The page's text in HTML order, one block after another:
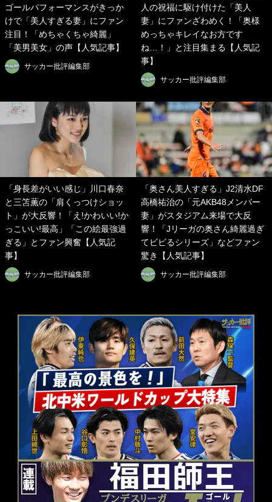
ゴールパフォーマンスがきっか
けで「美人すぎる妻」にファン
注目！「めちゃくちゃ綺麗」
「美男美女」の声【人気記事】
サッカー批評編集部
人の祝福に駆け付けた「美人
妻」にファンざわめく！「奥様
めっちゃキレイなお方です
ね…！」と注目集まる【人気記
事】
サッカー批評編集部
「身長差がいい感じ」川口春奈
と三笘薫の「肩くっつけショッ
ト」が大反響！「え!かわいい!か
っこいい!最高」「この絵最強過
ぎる」とファン興奮【人気記
事】
サッカー批評編集部
「奥さん美人すぎる」J2清水DF
高橋祐治の「元AKB48メンバー
妻」がスタジアム来場で大反
響！「Jリーガの奥さん綺麗過ぎ
てビビるシリーズ」などファン
驚き【人気記事】
サッカー批評編集部